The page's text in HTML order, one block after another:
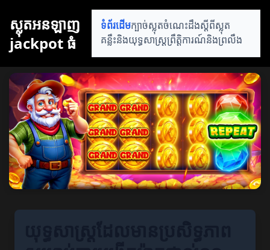
ស្លុតអនឡាញ
jackpot ធំ
ទំព័រដើមក្បាច់ស្លុតចំណេះដឹងស្តីពីស្លុត
គន្លឹះនិងយុទ្ធសាស្ត្រព្រឹត្តិការណ៍និងព្រលឹង